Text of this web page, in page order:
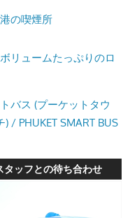
の喫煙所
リュームたっぷりのロ
バス (プーケットタウ
/ PHUKET SMART BUS
タッフとの待ち合わせ